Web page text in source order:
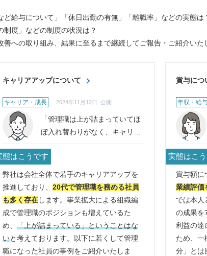
給与について」「休日出勤の有無」「離職率」などの実態は
制度」などの制度の状況は？
への取り組み、結果に至るまで継続してご報告・ご紹介いた
キャリアアップについて
キャリア・成長 2024年11月12日 公開
「管理職は上が詰まっていてほ
ぼ入れ替わりがなく、キャリア
アップを望めない」という口コ
ミを見ました。実態を教えてく
ださい。
態はこうです
弊社は会社全体で若手のキャリアアップを
推進しており、 20代で管理職を務める社員
も多く存在します。事業拡大による組織編
成で管理職のポジションも増えているた
め、 「上が詰まっている」ということはな
いと考えております。以下に若くして管理
職になった社員の事例をご紹介いたしま
賞与につ
年収・給
実態はこ
賞与額に
業績評価
では本人
の成果を
利益の達
ため、一
分」とは